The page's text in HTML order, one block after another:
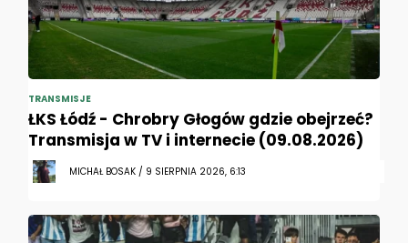
TRANSMISJE
ŁKS Łódź - Chrobry Głogów gdzie obejrzeć?
Transmisja w TV i internecie (09.08.2026)
MICHAŁ BOSAK / 9 SIERPNIA 2026, 6:13